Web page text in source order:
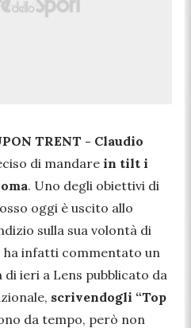
TRENT - Claudio
di mandare in tilt i
. Uno degli obiettivi di
oggi è uscito allo
sulla sua volontà di
ha infatti commentato un
ieri a Lens pubblicato da
scrivendogli “Top
da tempo, però non